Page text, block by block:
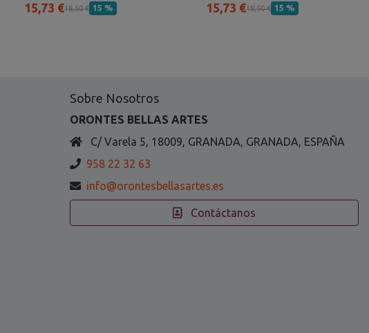
15,73 €18,50 € 15 % 15,73 €18,50 € 15 %
Sobre Nosotros
ORONTES BELLAS ARTES
C/ Varela 5, 18009, GRANADA, GRANADA, ESPAÑA
958 22 32 63
info@orontesbellasartes.es
Contáctanos